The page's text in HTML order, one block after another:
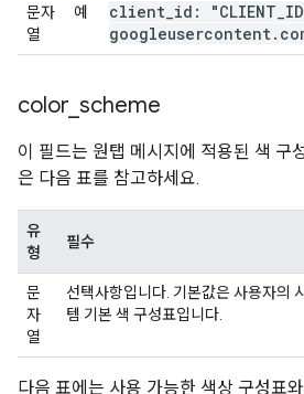
문자
열
예 client id: "CLIENT ID
googleusercontent.
color scheme
이 필드는 원탭 메시지에 적용된 색 구
은 다음 표를 참고하세요.
유
형
필수
문
자
열
선택사항입니다. 기본값은 사용자의
템 기본 색 구성표입니다.
다음 표에는 사용 가능한 색상 구성표